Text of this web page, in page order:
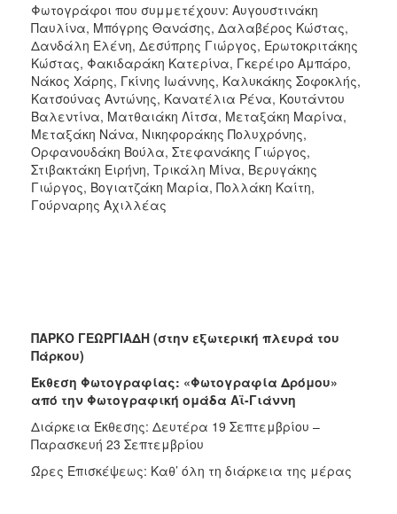
Φωτογράφοι που συμμετέχουν: Αυγουστινάκη
Παυλίνα, Μπόγρης Θανάσης, Δαλαβέρος Κώστας,
Δανδάλη Ελένη, Δεσύπρης Γιώργος, Ερωτοκριτάκης
Κώστας, Φακιδαράκη Κατερίνα, Γκερέιρο Αμπάρο,
Νάκος Χάρης, Γκίνης Ιωάννης, Καλυκάκης Σοφοκλής,
Κατσούνας Αντώνης, Κανατέλια Ρένα, Κουτάντου
Βαλεντίνα, Ματθαιάκη Λίτσα, Μεταξάκη Μαρίνα,
Μεταξάκη Νάνα, Νικηφοράκης Πολυχρόνης,
Ορφανουδάκη Βούλα, Στεφανάκης Γιώργος,
Στιβακτάκη Ειρήνη, Τρικάλη Μίνα, Βερυγάκης
Γιώργος, Βογιατζάκη Μαρία, Πολλάκη Καίτη,
Γούρναρης Αχιλλέας
ΠΑΡΚΟ ΓΕΩΡΓΙΑΔΗ (στην εξωτερική πλευρά του
Πάρκου)
Έκθεση Φωτογραφίας: «Φωτογραφία Δρόμου»
από την Φωτογραφική ομάδα Αϊ-Γιάννη
Διάρκεια Έκθεσης: Δευτέρα 19 Σεπτεμβρίου –
Παρασκευή 23 Σεπτεμβρίου
Ώρες Επισκέψεως: Καθ’ όλη τη διάρκεια της μέρας